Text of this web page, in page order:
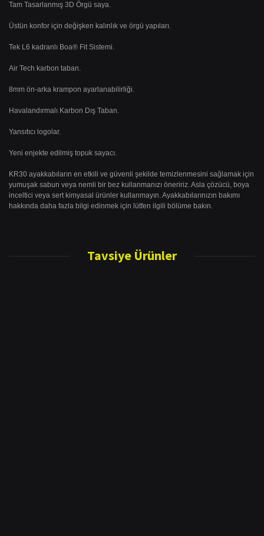
Tam Tasarlanmış 3D Örgü saya.
Üstün konfor için değişken kalınlık ve örgü yapıları.
Tek L6 kadranlı Boa® Fit Sistemi.
Air Tech karbon taban.
8mm ön-arka krampon ayarlanabilirliği.
Havalandırmalı Karbon Dış Taban.
Yansıtıcı logolar.
Yeni enjekte edilmiş topuk sayacı.
KR30 ayakkabıların en etkili ve güvenli şekilde temizlenmesini sağlamak için
yumuşak sabun veya nemli bir bez kullanmanızı öneririz. Asla çözücü, boya
inceltici veya sert kimyasal ürünler kullanmayın. Ayakkabılarınızın bakımı
hakkında daha fazla bilgi edinmek için lütfen ilgili bölüme bakın.
Bu ürüne ilk yorumu siz yapın!
Tavsiye Ürünler